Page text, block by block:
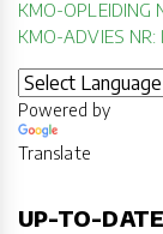
KMO-OPLEIDING
KMO-ADVIES NR:
Powered by
Translate
UP-TO-DATE